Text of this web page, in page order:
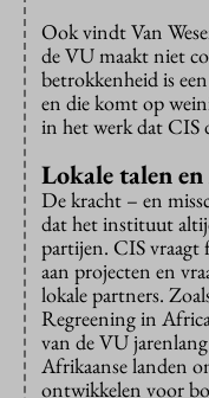
Ook vindt Van
de VU maakt niet
betrokkenheid is
en die komt op
in het werk dat CIS
Lokale talen
De kracht – en
dat het instituut
partijen. CIS vraagt
aan projecten en
lokale partners.
Regreening in
van de VU
Afrikaanse landen
ontwikkelen voor